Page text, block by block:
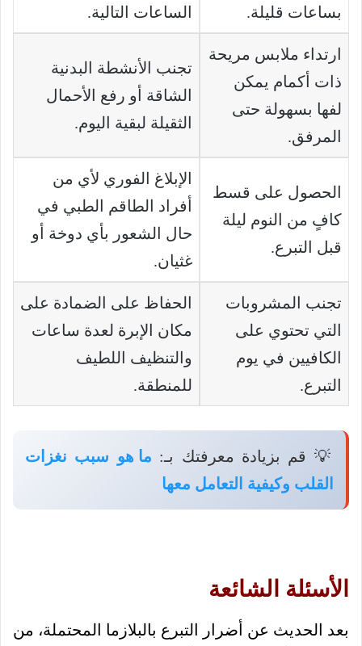
بساعات قليلة.
الساعات التالية.
ارتداء ملابس مريحة
ذات أكمام يمكن
لفها بسهولة حتى
المرفق.
تجنب الأنشطة البدنية
الشاقة أو رفع الأحمال
الثقيلة لبقية اليوم.
الحصول على قسط
كافٍ من النوم ليلة
قبل التبرع.
الإبلاغ الفوري لأي من
أفراد الطاقم الطبي في
حال الشعور بأي دوخة أو
غثيان.
تجنب المشروبات
التي تحتوي على
الكافيين في يوم
التبرع.
الحفاظ على الضمادة على
مكان الإبرة لعدة ساعات
والتنظيف اللطيف
للمنطقة.
💡 قم بزيادة معرفتك بـ: ما هو سبب نغزات
القلب وكيفية التعامل معها
الأسئلة الشائعة
بعد الحديث عن أضرار التبرع بالبلازما المحتملة، من